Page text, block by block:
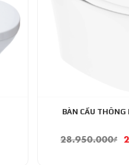
BÀN CẦU
28.950.000₫